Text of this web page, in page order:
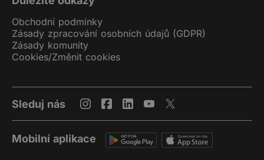
Obchodní podmínky
Zásady zpracování osobních údajů (GDPR)
Zásady komunity
Cookies/Změnit cookies
Sleduj nás
Mobilní aplikace